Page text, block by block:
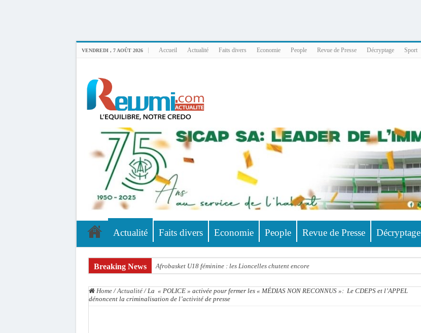
VENDREDI , 7 AOÛT 2026 Accueil Actualité Faits divers Economie People Revue de Presse Décryptage Sport
Actualité Faits divers Economie People Revue de Presse Décryptage
Breaking News Afrobasket U18 féminine : les Lioncelles chutent encore
Affaire Khadim Ba : L’action publique éteinte, le PDG de Locafrique recouvre la liberté
Home / Actualité / La « POLICE » activée pour fermer les « MÉDIAS NON RECONNUS »: Le CDEPS et l’APPEL
dénoncent la criminalisation de l’activité de presse